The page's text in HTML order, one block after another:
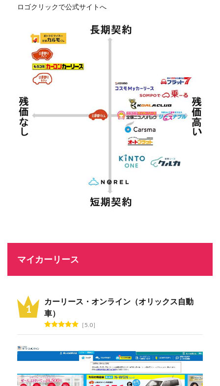
ロゴクリックで公式サイトへ
マイカーリース
カーリース・オンライン（オリックス自動
車）
5.0